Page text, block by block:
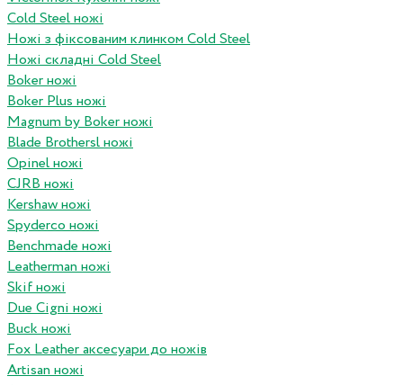
Cold Steel ножі
Ножі з фіксованим клинком Cold Steel
Ножі складні Cold Steel
Boker ножі
Boker Plus ножі
Magnum by Boker ножі
Blade Brothersl ножі
Opinel ножі
CJRB ножі
Kershaw ножі
Spyderco ножі
Benchmade ножі
Leatherman ножі
Skif ножі
Due Cigni ножі
Buck ножі
Fox Leather аксесуари до ножів
Artisan ножі